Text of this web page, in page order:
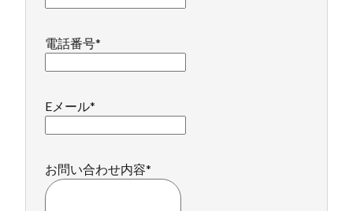
電話番号*
Eメール*
お問い合わせ内容*